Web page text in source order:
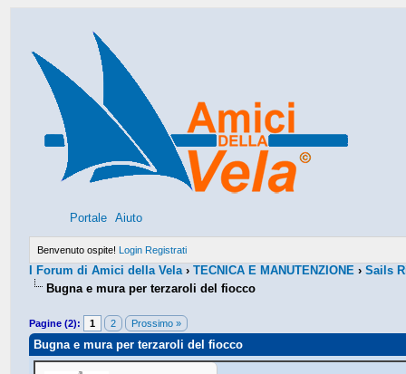
Portale Aiuto
Benvenuto ospite! Login Registrati
I Forum di Amici della Vela›TECNICA E MANUTENZIONE ›Sails
Bugna e mura per terzaroli del fiocco
Pagine (2): 1 2 Prossimo »
Bugna e mura per terzaroli del fiocco